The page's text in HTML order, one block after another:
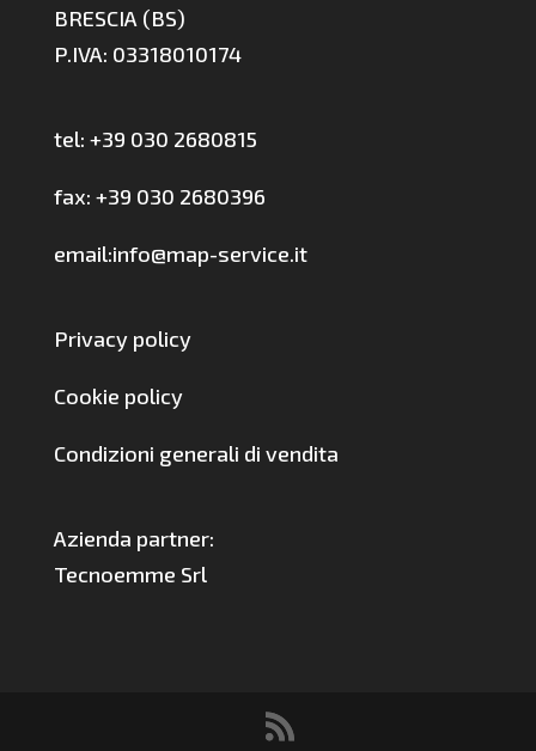
BRESCIA (BS)
P.IVA: 03318010174
tel: +39 030 2680815
fax: +39 030 2680396
email:info@map-service.it
Privacy policy
Cookie policy
Condizioni generali di vendita
Azienda partner:
Tecnoemme Srl